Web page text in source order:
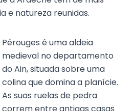
e natureza reunidas.
Pérouges é uma aldeia
medieval no departamento
do Ain, situada sobre uma
colina que domina a planície.
As suas ruelas de pedra